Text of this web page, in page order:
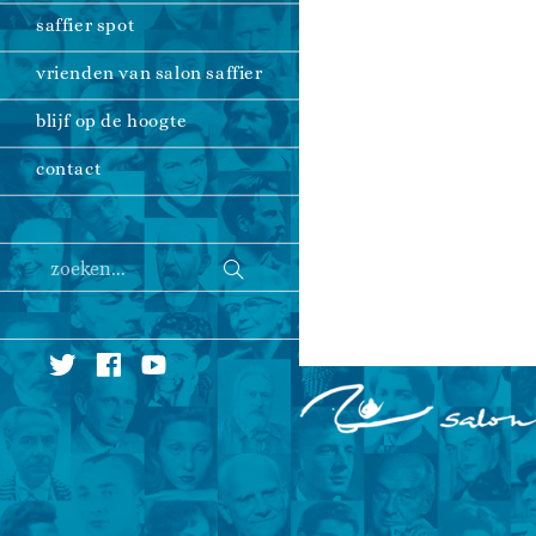
saffier spot
vrienden van salon saffier
blijf op de hoogte
contact
zoeken...
Verzend
zoekopdracht